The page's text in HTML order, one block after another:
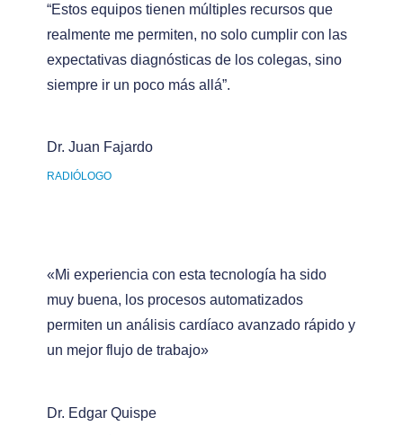
“Estos equipos tienen múltiples recursos que
realmente me permiten, no solo cumplir con las
expectativas diagnósticas de los colegas, sino
siempre ir un poco más allá”.
Dr. Juan Fajardo
RADIÓLOGO
«Mi experiencia con esta tecnología ha sido
muy buena, los procesos automatizados
permiten un análisis cardíaco avanzado rápido y
un mejor flujo de trabajo»
Dr. Edgar Quispe